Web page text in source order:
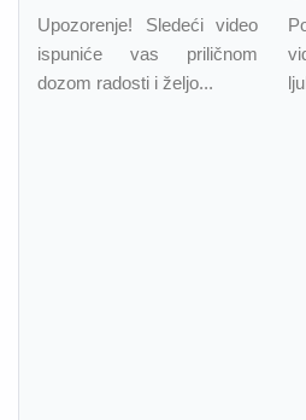
Upozorenje! Sledeći video
ispuniće vas priličnom
dozom radosti i željo...